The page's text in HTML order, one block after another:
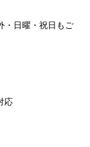
・日曜・祝日もご
応